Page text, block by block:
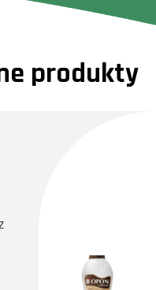
produkty